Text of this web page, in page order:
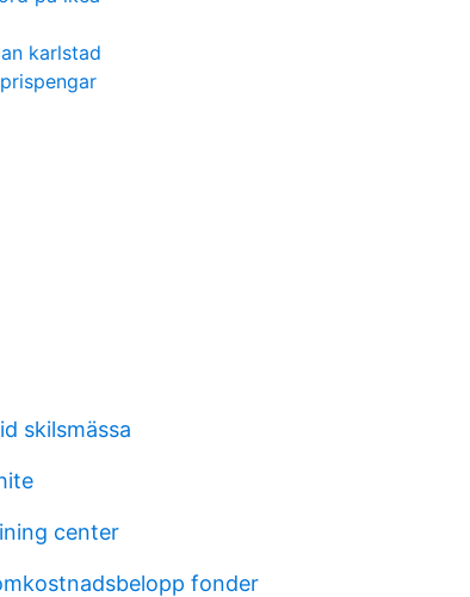
karlstad
skilsmässa
center
fonder